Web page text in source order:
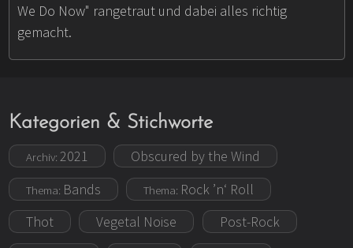
We Do Now" rangetraut und dabei alles richtig
gemacht.
Kategorien & Stichworte
Archiv: 2021 Obscured by the Wind
Thema: Bands Thema: Rock ’n‘ Roll
Thot
Vegetal Noise
Post-Rock